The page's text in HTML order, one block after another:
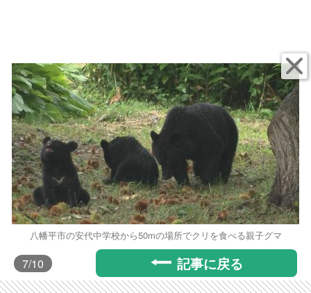
八幡平市の安代中学校から50mの場所でクリを食べる親子グマ
7/10 記事に戻る